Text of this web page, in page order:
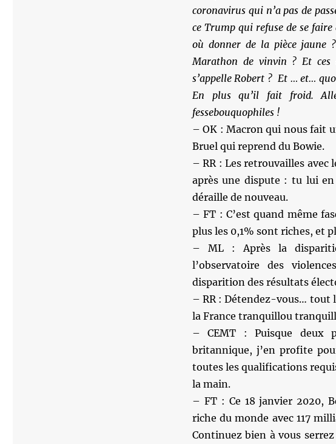
coronavirus qui n’a pas de
ce Trump qui refuse de se
où donner de la pièce jaune
Marathon de vinvin ? Et
s’appelle Robert ? Et … et…
En plus qu’il fait froid.
fessebouquophiles !
– OK : Macron qui nous fait
Bruel qui reprend du Bowie.
– RR : Les retrouvailles avec
après une dispute : tu lui
déraille de nouveau.
– FT : C’est quand même
plus les 0,1% sont riches, et
– ML : Après la
l’observatoire des
disparition des résultats
– RR : Détendez-vous… tout
la France tranquillou
– CEMT : Puisque deux
britannique, j’en profite
toutes les qualifications
la main.
– FT : Ce 18 janvier 2020,
riche du monde avec 117
Continuez bien à vous